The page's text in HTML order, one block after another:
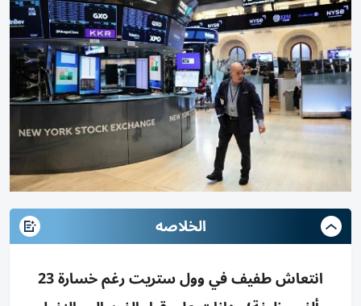
الخلاصه
انتعاش طفيف في وول ستريت رغم خسارة 23